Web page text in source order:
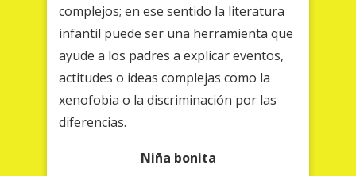
complejos; en ese sentido la literatura
infantil puede ser una herramienta que
ayude a los padres a explicar eventos,
actitudes o ideas complejas como la
xenofobia o la discriminación por las
diferencias.
Niña bonita